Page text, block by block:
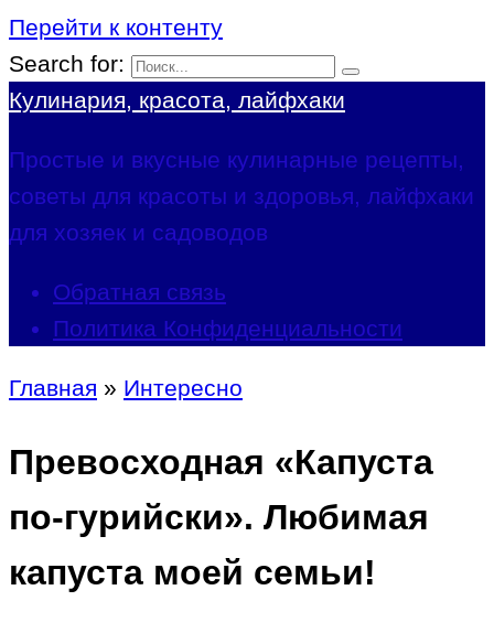
Перейти к контенту
Search for:
Кулинария, красота, лайфхаки
Простые и вкусные кулинарные рецепты,
советы для красоты и здоровья, лайфхаки
для хозяек и садоводов
Обратная связь
Политика Конфиденциальности
Главная » Интересно
Превосходная «Капуста
по-гурийски». Любимая
капуста моей семьи!